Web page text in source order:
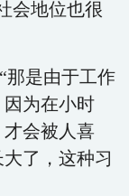
会地位也很
那是由于工作
为在小时
会被人喜
了，这种习